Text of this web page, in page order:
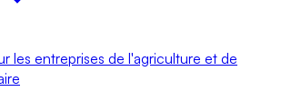
les entreprises de l'agriculture et de